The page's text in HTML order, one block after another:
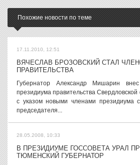
Похожие новости по теме
17.11.2010, 12:51
ВЯЧЕСЛАВ БРОЗОВСКИЙ СТАЛ
ПРАВИТЕЛЬСТВА
Губернатор Александр Мишарин
президиума правительства Свердловской
с указом новыми членами президиума
председателя...
28.05.2008, 10:33
В ПРЕЗИДИУМЕ ГОССОВЕТА УРАЛ
ТЮМЕНСКИЙ ГУБЕРНАТОР